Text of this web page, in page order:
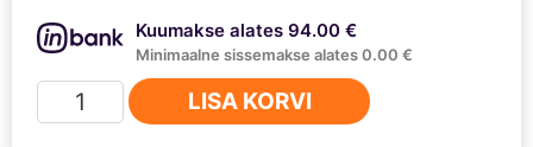
Kuumakse alates 94.00 €
Minimaalne sissemakse alates 0.00 €
Ford
Ranger
LISA KORVI